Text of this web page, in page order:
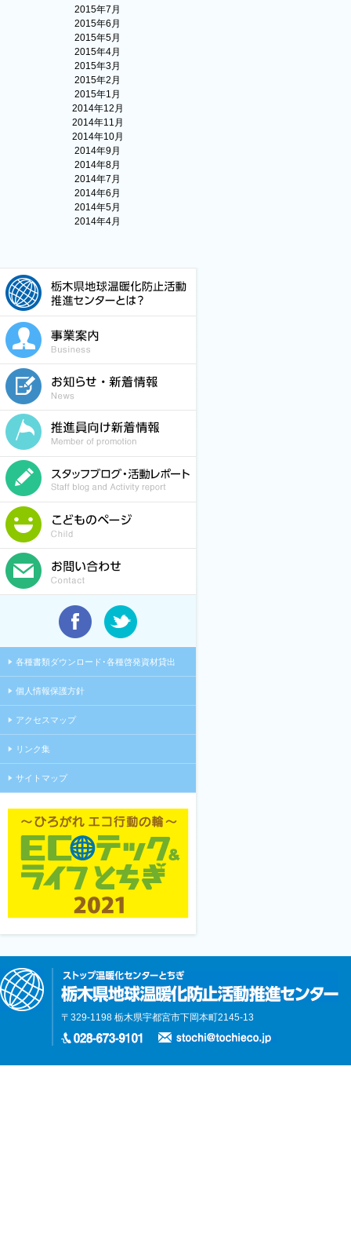
2015年7月
2015年6月
2015年5月
2015年4月
2015年3月
2015年2月
2015年1月
2014年12月
2014年11月
2014年10月
2014年9月
2014年8月
2014年7月
2014年6月
2014年5月
2014年4月
各種書類ダウンロード･各種啓発資材貸出
個人情報保護方針
アクセスマップ
リンク集
サイトマップ
〒329-1198 栃木県宇都宮市下岡本町2145-13